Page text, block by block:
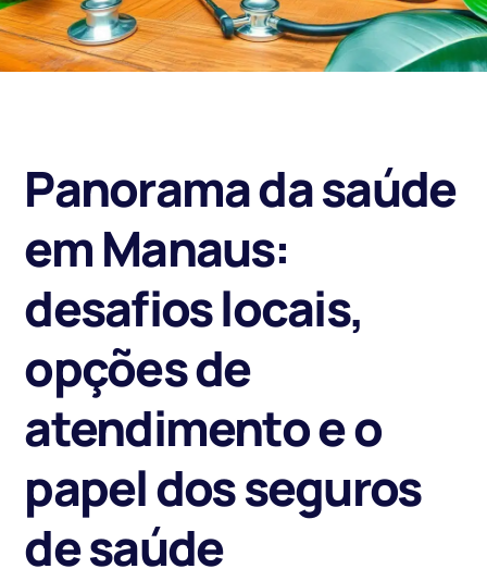
Panorama da saúde
em Manaus:
desafios locais,
opções de
atendimento e o
papel dos seguros
de saúde